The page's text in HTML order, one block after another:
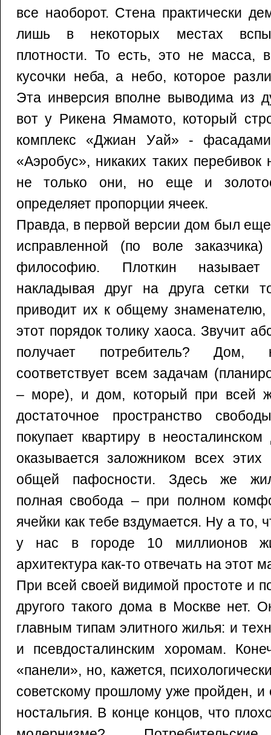
все наоборот. Стена практически
лишь в некоторых местах
плотности. То есть, это не масса,
кусочки неба, а небо, которое
Эта инверсия вполне выводима из
вот у Рикена Ямамото, который
комплекс «Джиан Уай» -
«Аэробус», никаких таких
не только они, но еще и
определяет пропорции ячеек.
Правда, в первой версии дом был
исправленной (по воле
философию. Плоткин
накладывая друг на друга сетки
приводит их к общему знаменателю,
этот порядок толику хаоса. Звучит
получает потребитель? Дом,
соответствует всем задачам
– море), и дом, который при всей
достаточное пространство
покупает квартиру в
оказывается заложником всех
общей пафосности. Здесь же
полная свобода – при полном
ячейки как тебе вздумается. Ну а то,
у нас в городе 10 миллионов
архитектура как-то отвечать на этот
При всей своей видимой простоте и
другого такого дома в Москве нет.
главным типам элитного жилья: и
и псевдосталинским хоромам.
«панели», но, кажется,
советскому прошлому уже пройден, и
ностальгия. В конце концов, что